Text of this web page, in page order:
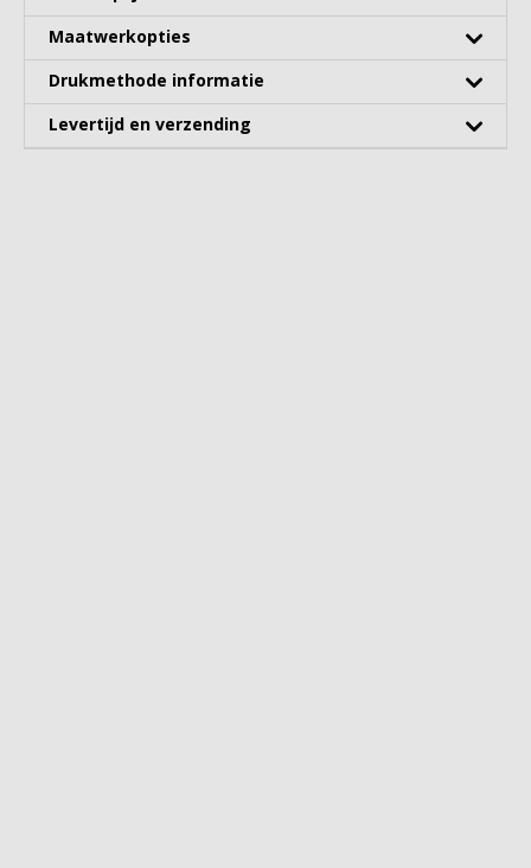
Maatwerkopties
Drukmethode informatie
Levertijd en verzending